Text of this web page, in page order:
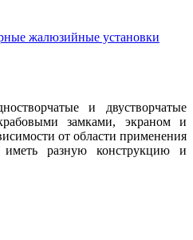
жалюзийные установки
и двустворчатые
замками, экраном и
от области применения
разную конструкцию и